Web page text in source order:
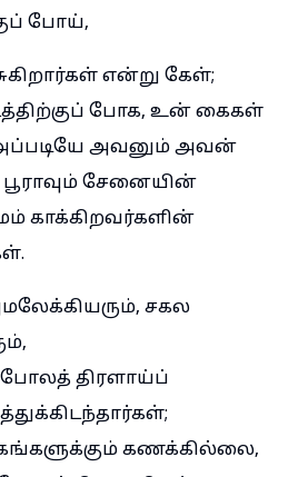
போய்,
என்று கேள்;
போக, உன் கைகள்
அப்படியே அவனும் அவன்
சேனையின்
காக்கிறவர்களின்
சகல
திரளாய்ப்
கணக்கில்லை,